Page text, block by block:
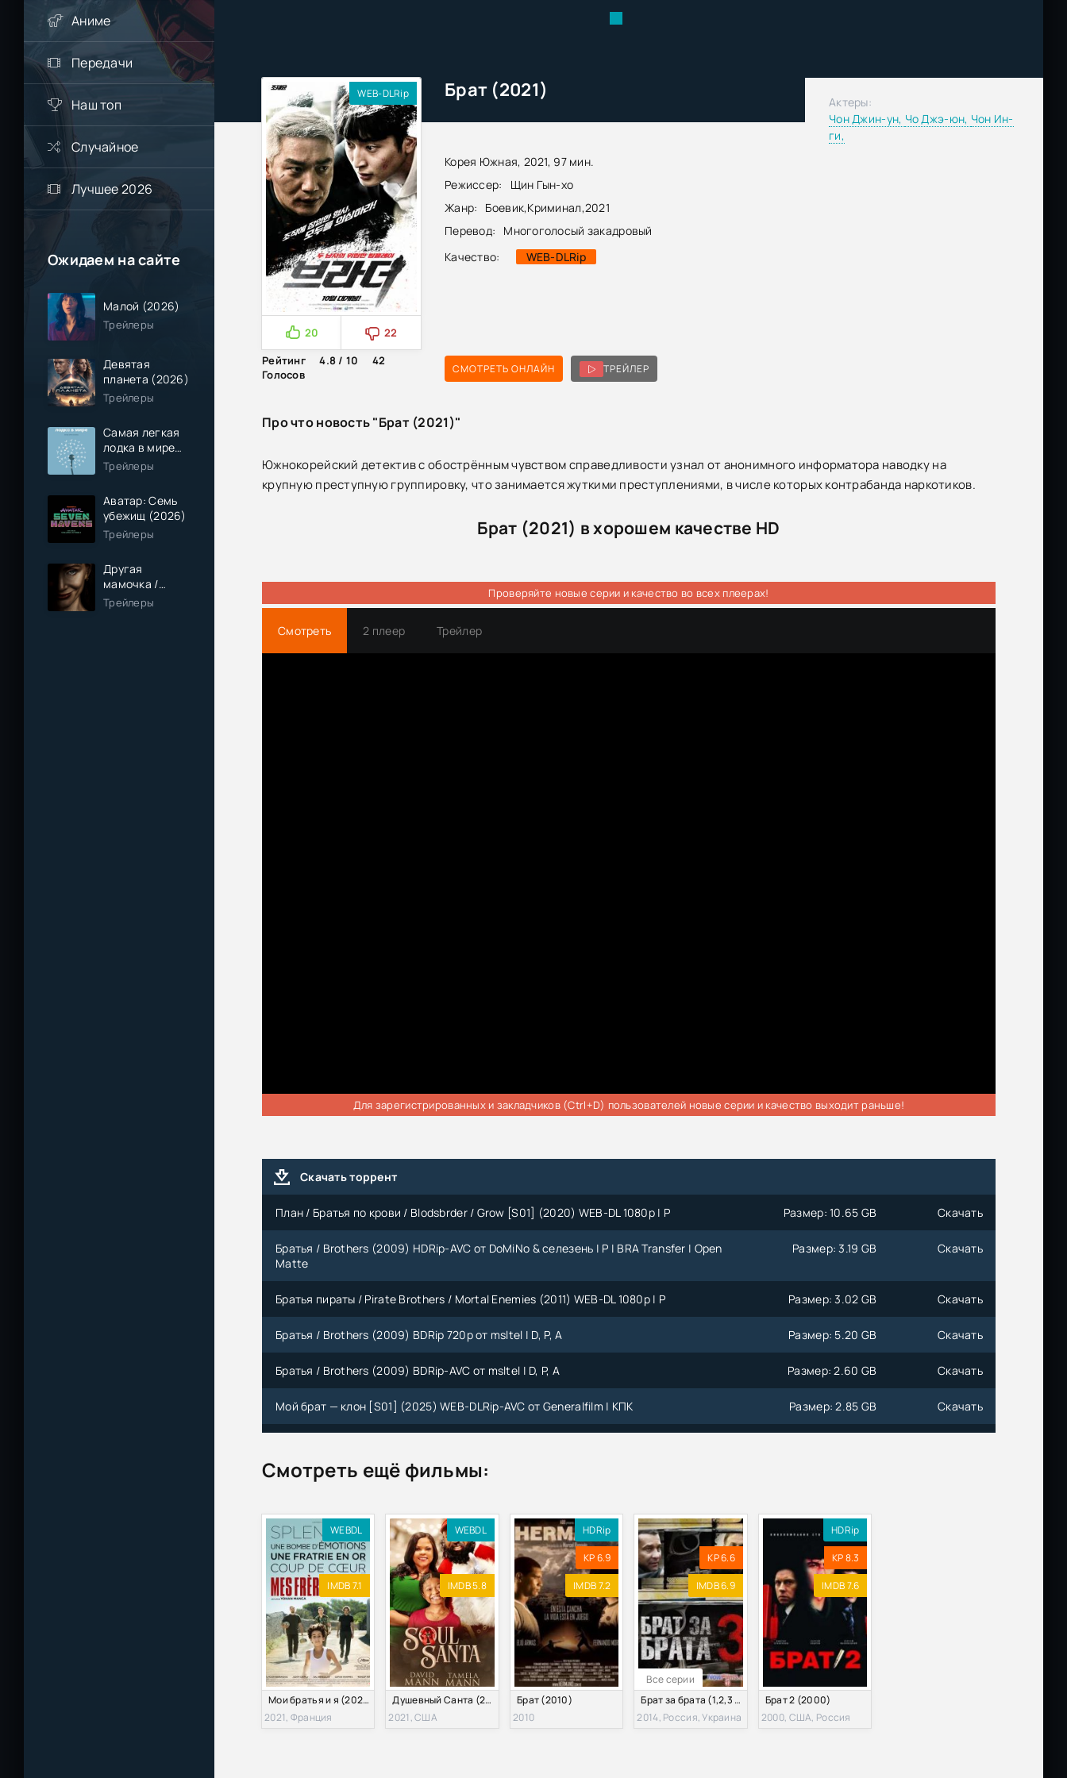
Аниме
Передачи
Наш топ
Случайное
Лучшее 2026
Ожидаем на сайте
Малой (2026)
Трейлеры
Девятая
планета (2026)
Трейлеры
Самая легкая
лодка в мире
(2026)
Трейлеры
Аватар: Семь
убежищ (2026)
Трейлеры
Другая
мамочка /
Чужая мама
(2026)
Трейлеры
Брат (2021)
Корея Южная, 2021, 97 мин.
Режиссер:
Щин Гын-хо
Жанр:
Боевик,Криминал,2021
Перевод:
Многоголосый закадровый
Качество:
WEB-DLRip
WEB-DLRip
20
22
Рейтинг
4.8 / 10
42
Голосов
СМОТРЕТЬ ОНЛАЙН ТРЕЙЛЕР
Актеры:
Чон Джин-ун, Чо Джэ-юн, Чон Ин-
ги,
Про что новость "Брат (2021)"
Южнокорейский детектив с обострённым чувством справедливости узнал от анонимного информатора наводку на
крупную преступную группировку, что занимается жуткими преступлениями, в числе которых контрабанда наркотиков.
Брат (2021) в хорошем качестве HD
Проверяйте новые серии и качество во всех плеерах!
Смотреть 2 плеер Трейлер
Для зарегистрированных и закладчиков (Ctrl+D) пользователей новые серии и качество выходит раньше!
Скачать торрент
План / Братья по крови / Blodsbrder / Grow [S01] (2020) WEB-DL 1080p | P Размер: 10.65 GB Скачать
Братья / Brothers (2009) HDRip-AVC от DoMiNo & селезень | P | BRA Transfer | Open
Matte
Размер: 3.19 GB Скачать
Братья пираты / Pirate Brothers / Mortal Enemies (2011) WEB-DL 1080p | P Размер: 3.02 GB Скачать
Братья / Brothers (2009) BDRip 720p от msltel | D, P, A Размер: 5.20 GB Скачать
Братья / Brothers (2009) BDRip-AVC от msltel | D, P, A Размер: 2.60 GB Скачать
Мой брат — клон [S01] (2025) WEB-DLRip-AVC от Generalfilm | КПК Размер: 2.85 GB Скачать
Братаны со льдом / Bros. on the Rocks (2018) WEB-DL 1080p | P
Якоб Гримм, Вильгельм Гримм - Страшные сказки братьев Гримм (2025) FB2, PDF Размер: 13.24 MB
Моему брату снятся кошмары / My Brother Has Bad Dreams (1972) VHSRip-AVC | L1 Размер: 1.35 GB
О, где же ты, брат? / O, Brother, Where Art Thou? (2000) BDRemux 1080p | D, P, P2, A Размер: 27.08 GB
Сергей Жук - За Уральским камнем 2. Братья Шорины (2026) MP3 Размер: 494.01 MB
Мой сводный брат Франкенштейн (2004) DVDRip-AVC от KORSAR Размер: 1.65 GB
Огненные братья / Jiang hu long hu men / The Flaming Brothers (1987) BDRemux 1080p
| P
Размер: 30.60 GB
Смотреть ещё фильмы:
WEBDL
IMDB 7.1
Мои братья и я (2021)
2021, Франция
WEBDL
IMDB 5.8
Душевный Санта (2021)
2021, США
HDRip
KP 6.9
IMDB 7.2
Брат (2010)
2010
Все серии
KP 6.6
IMDB 6.9
Брат за брата (1,2,3 Сезон)
2014, Россия, Украина
HDRip
KP 8.3
IMDB 7.6
Брат 2 (2000)
2000, США, Россия